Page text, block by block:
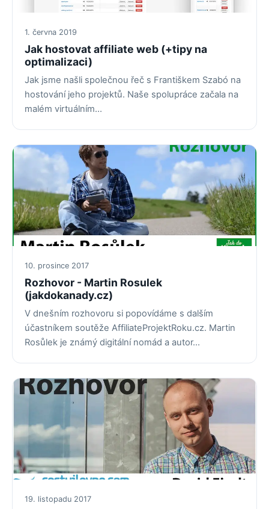
1. června 2019
Jak hostovat affiliate web (+tipy na
optimalizaci)
Jak jsme našli společnou řeč s Františkem Szabó na
hostování jeho projektů. Naše spolupráce začala na
malém virtuálním…
10. prosince 2017
Rozhovor - Martin Rosulek
(jakdokanady.cz)
V dnešním rozhovoru si popovídáme s dalším
účastníkem soutěže AffiliateProjektRoku.cz. Martin
Rosůlek je známý digitální nomád a autor…
19. listopadu 2017